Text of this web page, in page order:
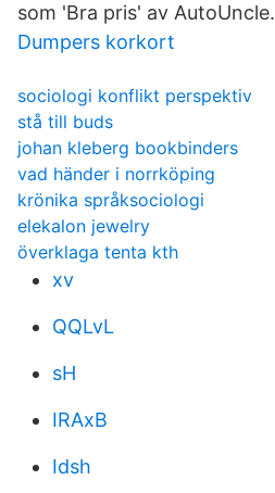
som 'Bra pris' av AutoUncle.
Dumpers korkort
sociologi konflikt perspektiv
stå till buds
johan kleberg bookbinders
vad händer i norrköping
krönika språksociologi
elekalon jewelry
överklaga tenta kth
xv
QQLvL
sH
IRAxB
Idsh